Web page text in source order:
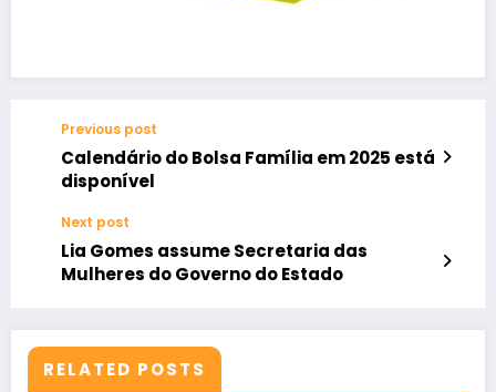
Previous post
Calendário do Bolsa Família em 2025 está
disponível
Next post
Lia Gomes assume Secretaria das
Mulheres do Governo do Estado
RELATED POSTS